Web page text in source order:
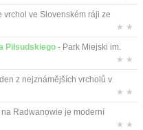
vrchol ve Slovenském ráji ze
★ ★
Piłsudskiego - Park Miejski im.
★ ★
z nejznámějších vrcholů v
★ ★
na Radwanowie je moderní
★ ★